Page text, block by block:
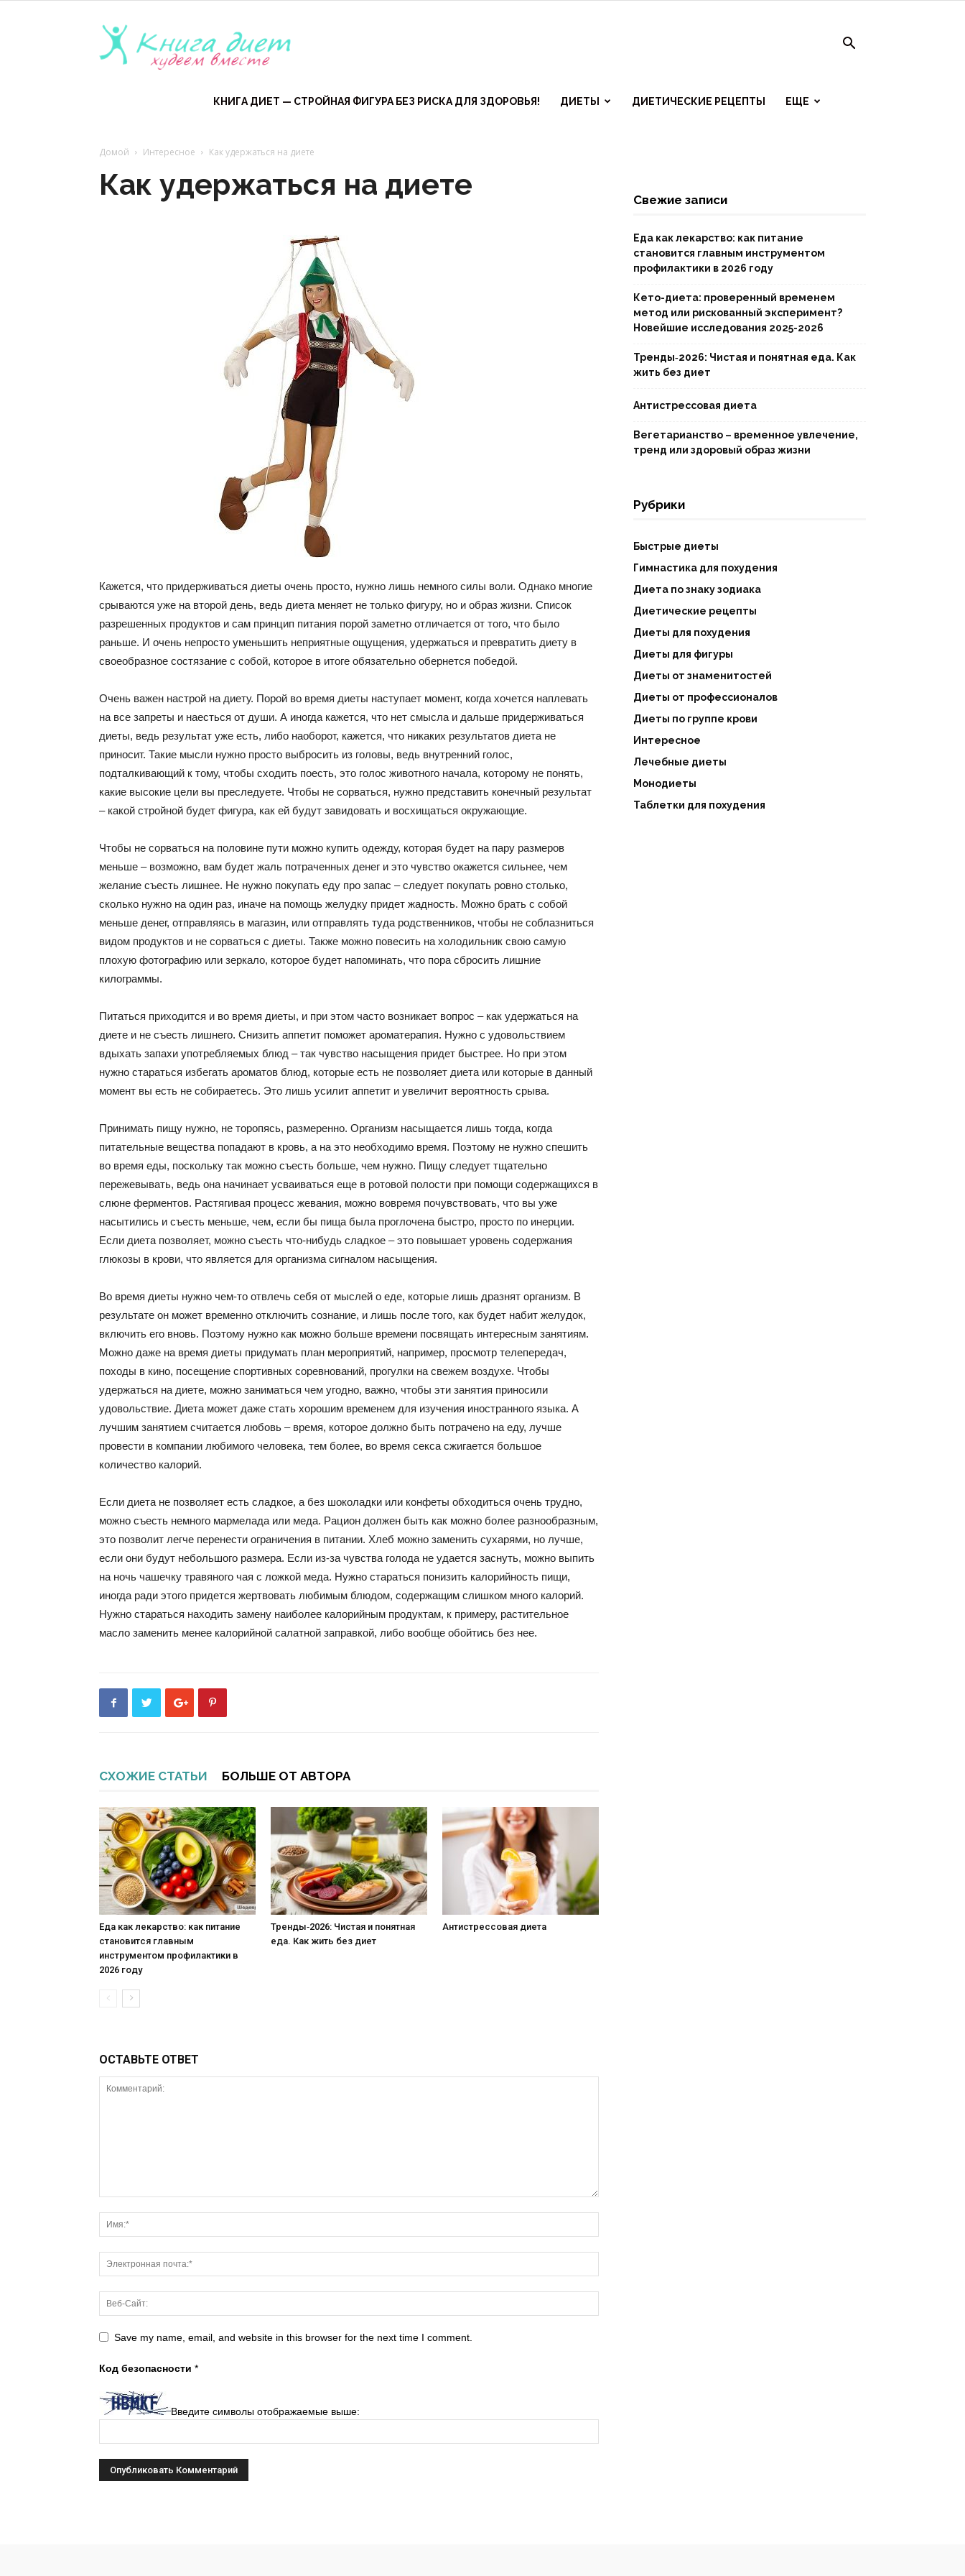
диет
—
диеты
и
советы
для
похудения
КНИГА ДИЕТ — СТРОЙНАЯ ФИГУРА БЕЗ РИСКА ДЛЯ ЗДОРОВЬЯ! ДИЕТЫ ДИЕТИЧЕСКИЕ РЕЦЕПТЫ ЕЩЕ
Домой Интересное Как удержаться на диете
Как удержаться на диете
Кажется, что придерживаться диеты очень просто, нужно лишь немного силы воли. Однако многие
срываются уже на второй день, ведь диета меняет не только фигуру, но и образ жизни. Список
разрешенных продуктов и сам принцип питания порой заметно отличается от того, что было
раньше. И очень непросто уменьшить неприятные ощущения, удержаться и превратить диету в
своеобразное состязание с собой, которое в итоге обязательно обернется победой.
Очень важен настрой на диету. Порой во время диеты наступает момент, когда хочется наплевать
на все запреты и наесться от души. А иногда кажется, что нет смысла и дальше придерживаться
диеты, ведь результат уже есть, либо наоборот, кажется, что никаких результатов диета не
приносит. Такие мысли нужно просто выбросить из головы, ведь внутренний голос,
подталкивающий к тому, чтобы сходить поесть, это голос животного начала, которому не понять,
какие высокие цели вы преследуете. Чтобы не сорваться, нужно представить конечный результат
– какой стройной будет фигура, как ей будут завидовать и восхищаться окружающие.
Чтобы не сорваться на половине пути можно купить одежду, которая будет на пару размеров
меньше – возможно, вам будет жаль потраченных денег и это чувство окажется сильнее, чем
желание съесть лишнее. Не нужно покупать еду про запас – следует покупать ровно столько,
сколько нужно на один раз, иначе на помощь желудку придет жадность. Можно брать с собой
меньше денег, отправляясь в магазин, или отправлять туда родственников, чтобы не соблазниться
видом продуктов и не сорваться с диеты. Также можно повесить на холодильник свою самую
плохую фотографию или зеркало, которое будет напоминать, что пора сбросить лишние
килограммы.
Питаться приходится и во время диеты, и при этом часто возникает вопрос – как удержаться на
диете и не съесть лишнего. Снизить аппетит поможет ароматерапия. Нужно с удовольствием
вдыхать запахи употребляемых блюд – так чувство насыщения придет быстрее. Но при этом
нужно стараться избегать ароматов блюд, которые есть не позволяет диета или которые в данный
момент вы есть не собираетесь. Это лишь усилит аппетит и увеличит вероятность срыва.
Принимать пищу нужно, не торопясь, размеренно. Организм насыщается лишь тогда, когда
питательные вещества попадают в кровь, а на это необходимо время. Поэтому не нужно спешить
во время еды, поскольку так можно съесть больше, чем нужно. Пищу следует тщательно
пережевывать, ведь она начинает усваиваться еще в ротовой полости при помощи содержащихся в
слюне ферментов. Растягивая процесс жевания, можно вовремя почувствовать, что вы уже
насытились и съесть меньше, чем, если бы пища была проглочена быстро, просто по инерции.
Если диета позволяет, можно съесть что-нибудь сладкое – это повышает уровень содержания
глюкозы в крови, что является для организма сигналом насыщения.
Во время диеты нужно чем-то отвлечь себя от мыслей о еде, которые лишь дразнят организм. В
результате он может временно отключить сознание, и лишь после того, как будет набит желудок,
включить его вновь. Поэтому нужно как можно больше времени посвящать интересным занятиям.
Можно даже на время диеты придумать план мероприятий, например, просмотр телепередач,
походы в кино, посещение спортивных соревнований, прогулки на свежем воздухе. Чтобы
удержаться на диете, можно заниматься чем угодно, важно, чтобы эти занятия приносили
удовольствие. Диета может даже стать хорошим временем для изучения иностранного языка. А
лучшим занятием считается любовь – время, которое должно быть потрачено на еду, лучше
провести в компании любимого человека, тем более, во время секса сжигается большое
количество калорий.
Если диета не позволяет есть сладкое, а без шоколадки или конфеты обходиться очень трудно,
можно съесть немного мармелада или меда. Рацион должен быть как можно более разнообразным,
это позволит легче перенести ограничения в питании. Хлеб можно заменить сухарями, но лучше,
если они будут небольшого размера. Если из-за чувства голода не удается заснуть, можно выпить
на ночь чашечку травяного чая с ложкой меда. Нужно стараться понизить калорийность пищи,
иногда ради этого придется жертвовать любимым блюдом, содержащим слишком много калорий.
Нужно стараться находить замену наиболее калорийным продуктам, к примеру, растительное
масло заменить менее калорийной салатной заправкой, либо вообще обойтись без нее.
СХОЖИЕ СТАТЬИ БОЛЬШЕ ОТ АВТОРА
Еда как лекарство: как питание
становится главным
инструментом профилактики в
2026 году
Тренды‑2026: Чистая и понятная
еда. Как жить без диет
Антистрессовая диета
ОСТАВЬТЕ ОТВЕТ
Save my name, email, and website in this browser for the next time I comment.
Код безопасности *
Введите символы отображаемые выше:
Свежие записи
Еда как лекарство: как питание
становится главным инструментом
профилактики в 2026 году
Кето-диета: проверенный временем
метод или рискованный эксперимент?
Новейшие исследования 2025-2026
Тренды‑2026: Чистая и понятная еда. Как
жить без диет
Антистрессовая диета
Вегетарианство – временное увлечение,
тренд или здоровый образ жизни
Рубрики
Быстрые диеты
Гимнастика для похудения
Диета по знаку зодиака
Диетические рецепты
Диеты для похудения
Диеты для фигуры
Диеты от знаменитостей
Диеты от профессионалов
Диеты по группе крови
Интересное
Лечебные диеты
Монодиеты
Таблетки для похудения